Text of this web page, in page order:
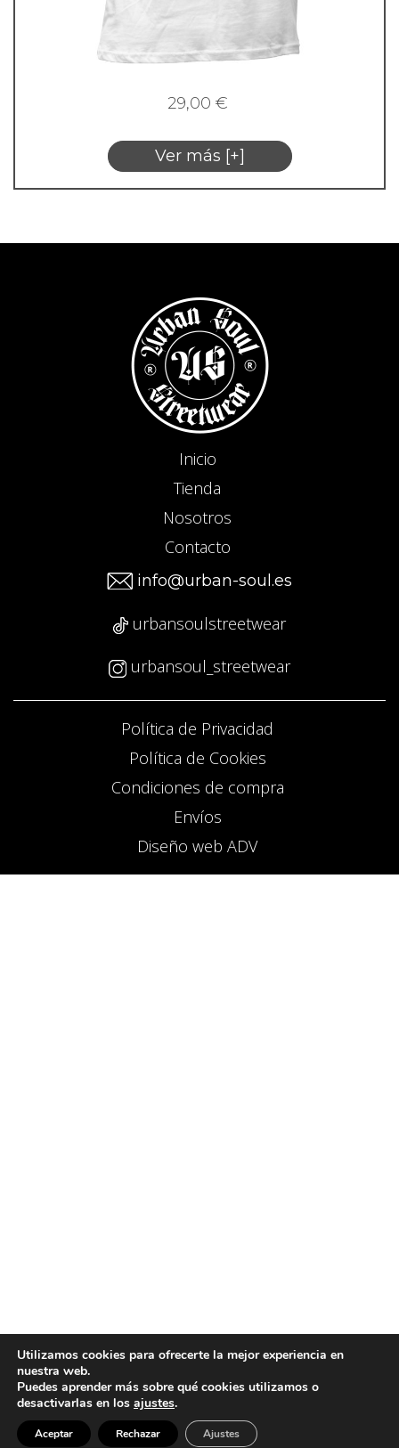
29,00 €
Ver más [+]
Inicio
Tienda
Nosotros
Contacto
info@urban-soul.es
urbansoulstreetwear
urbansoul_streetwear
Política de Privacidad
Política de Cookies
Condiciones de compra
Envíos
Diseño web ADV
Utilizamos cookies para ofrecerte la mejor experiencia en
nuestra web.
Puedes aprender más sobre qué cookies utilizamos o
desactivarlas en los ajustes.
Aceptar Rechazar Ajustes